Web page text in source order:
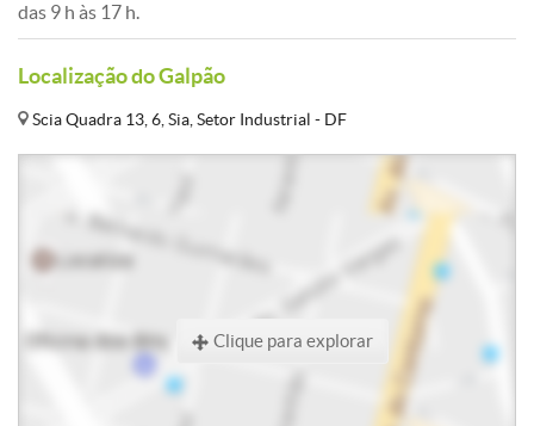
das 9 h às 17 h.
Localização do Galpão
Scia Quadra 13, 6, Sia, Setor Industrial - DF
Clique para explorar